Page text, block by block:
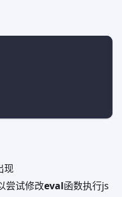
现
尝试修改eval函数执行js